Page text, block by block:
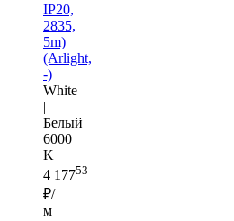
IP20,
2835,
5m)
(Arlight,
-)
White
|
Белый
6000
K
4 17753
₽/
м